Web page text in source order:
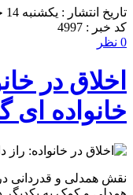
تاریخ انتشار : یکشنبه 14 جولای 2024 - 13:59
کد خبر : 4997
0 نظر
اخلاق در
خانواده
نقش همدلی و قدردانی